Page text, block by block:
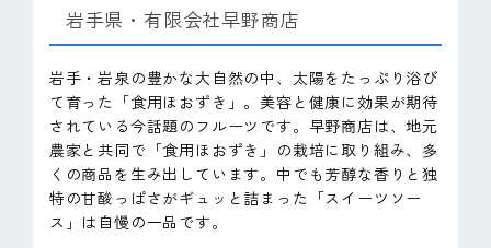
岩手県・有限会社早野商店
岩手・岩泉の豊かな大自然の中、太陽をたっぷり浴び
て育った「食用ほおずき」。美容と健康に効果が期待
されている今話題のフルーツです。早野商店は、地元
農家と共同で「食用ほおずき」の栽培に取り組み、多
くの商品を生み出しています。中でも芳醇な香りと独
特の甘酸っぱさがギュッと詰まった「スイーツソー
ス」は自慢の一品です。